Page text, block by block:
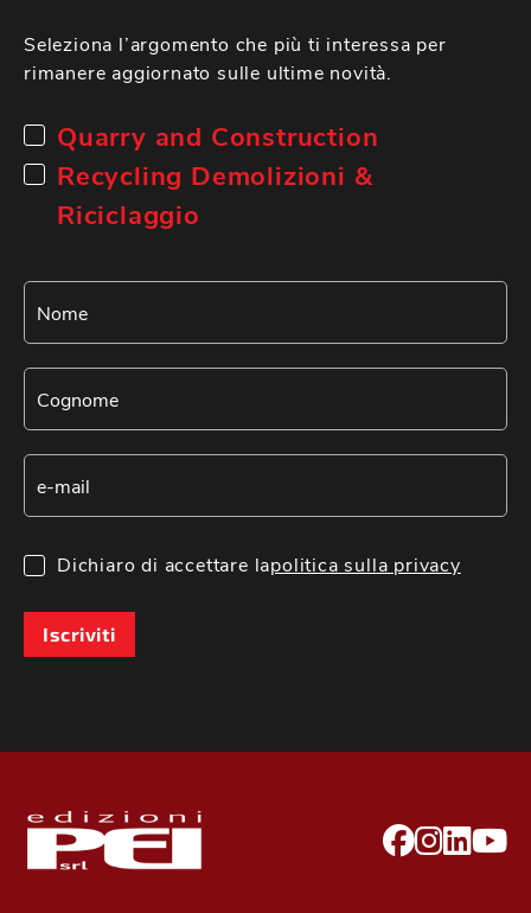
Seleziona l’argomento che più ti interessa per
rimanere aggiornato sulle ultime novità.
Quarry and Construction
Recycling Demolizioni &
Riciclaggio
Dichiaro di accettare lapolitica sulla privacy
Iscriviti